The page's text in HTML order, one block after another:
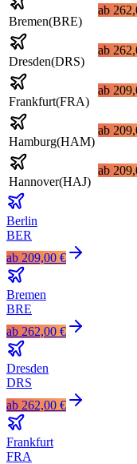
Bremen(BRE)
ab
Dresden(DRS)
ab
Frankfurt(FRA)
ab
Hamburg(HAM)
ab
Hannover(HAJ)
ab
Berlin
BER
ab 209,00 €
Bremen
BRE
ab 262,00 €
Dresden
DRS
ab 262,00 €
Frankfurt
FRA